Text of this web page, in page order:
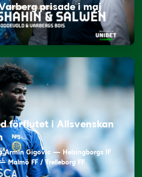
prisade i maj
förflutet i Allsvenskan
Armin Gigovic — Helsingborgs IF
Malmö FF / Trelleborg FF